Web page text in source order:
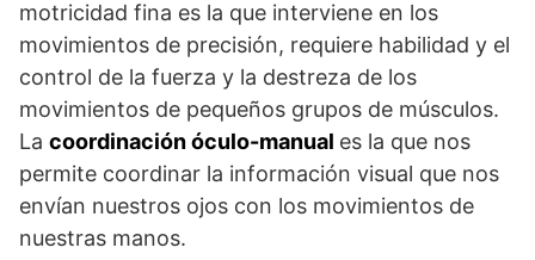
motricidad fina es la que interviene en los
movimientos de precisión, requiere habilidad y el
control de la fuerza y la destreza de los
movimientos de pequeños grupos de músculos.
La coordinación óculo-manual es la que nos
permite coordinar la información visual que nos
envían nuestros ojos con los movimientos de
nuestras manos.